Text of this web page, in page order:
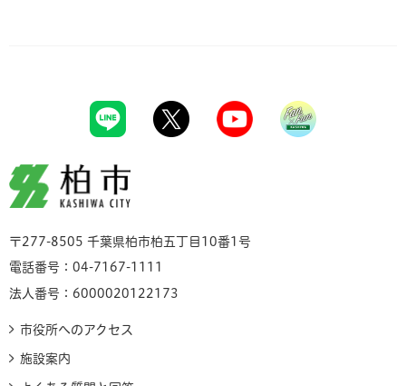
柏市
〒277-8505 千葉県柏市柏五丁目10番1号
電話番号：04-7167-1111
法人番号：6000020122173
市役所へのアクセス
施設案内